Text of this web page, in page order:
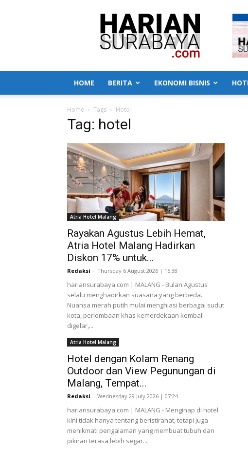
Harian
Surabaya
HOME BERITA EKONOMI BISNIS
Home Tags Hotel
Tag: hotel
Atria Hotel Malang
Rayakan Agustus Lebih Hemat,
Atria Hotel Malang Hadirkan
Diskon 17% untuk...
Redaksi - Thursday 6 August 2026 | 15:38
hariansurabaya.com | MALANG - Bulan Agustus
selalu menghadirkan suasana yang berbeda.
Nuansa merah putih mulai menghiasi berbagai sudut
kota, perlombaan khas kemerdekaan kembali
digelar,...
Atria Hotel Malang
Hotel dengan Kolam Renang
Outdoor dan View Pegunungan di
Malang, Tempat...
Redaksi - Wednesday 29 July 2026 | 07:24
hariansurabaya.com | MALANG - Menginap di hotel
kini tidak hanya tentang beristirahat, tetapi juga
menikmati pengalaman yang membuat tubuh dan
pikiran terasa lebih segar....